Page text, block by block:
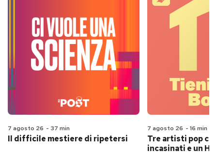
7 agosto 26 - 37 min
Il difficile mestiere di ripetersi
7 agosto 26 - 16 min
Tre artisti pop
incasinati e un